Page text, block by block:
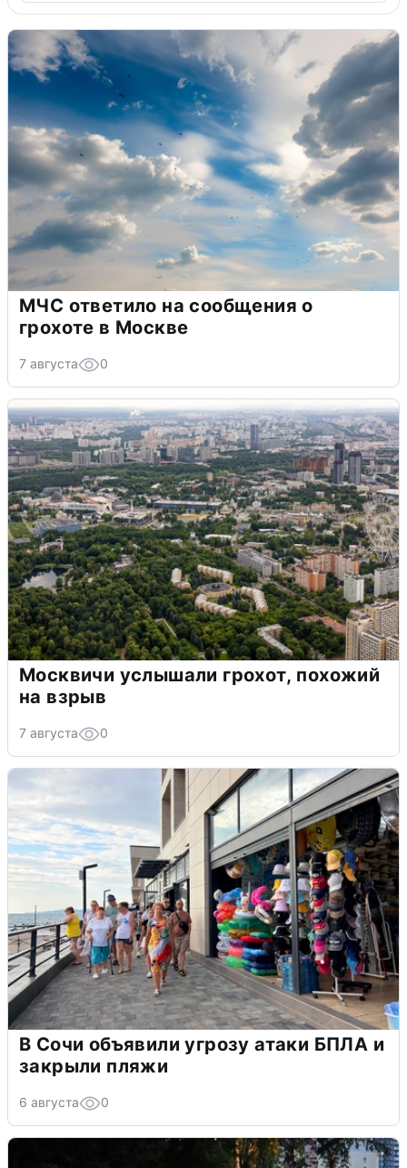
МЧС ответило на сообщения о
грохоте в Москве
7 августа 0
Москвичи услышали грохот, похожий
на взрыв
7 августа 0
В Сочи объявили угрозу атаки БПЛА и
закрыли пляжи
6 августа 0